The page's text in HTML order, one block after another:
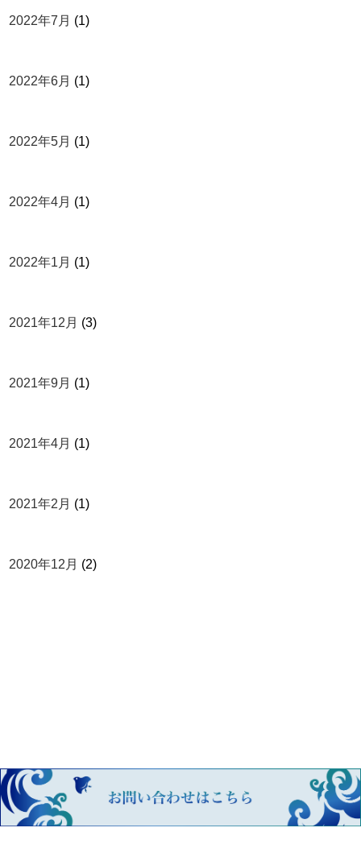
2022年7月 (1)
2022年6月 (1)
2022年5月 (1)
2022年4月 (1)
2022年1月 (1)
2021年12月 (3)
2021年9月 (1)
2021年4月 (1)
2021年2月 (1)
2020年12月 (2)